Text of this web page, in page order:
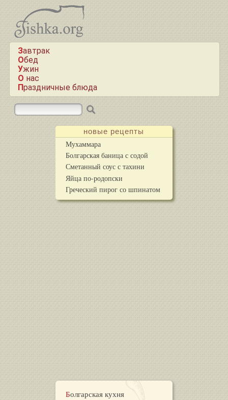
Завтрак
Обед
Ужин
О нас
Праздничные блюда
новые рецепты
Мухаммара
Болгарская баница с содой
Сметанный соус с тахини
Яйца по-родопски
Греческий пирог со шпинатом
Болгарская кухня